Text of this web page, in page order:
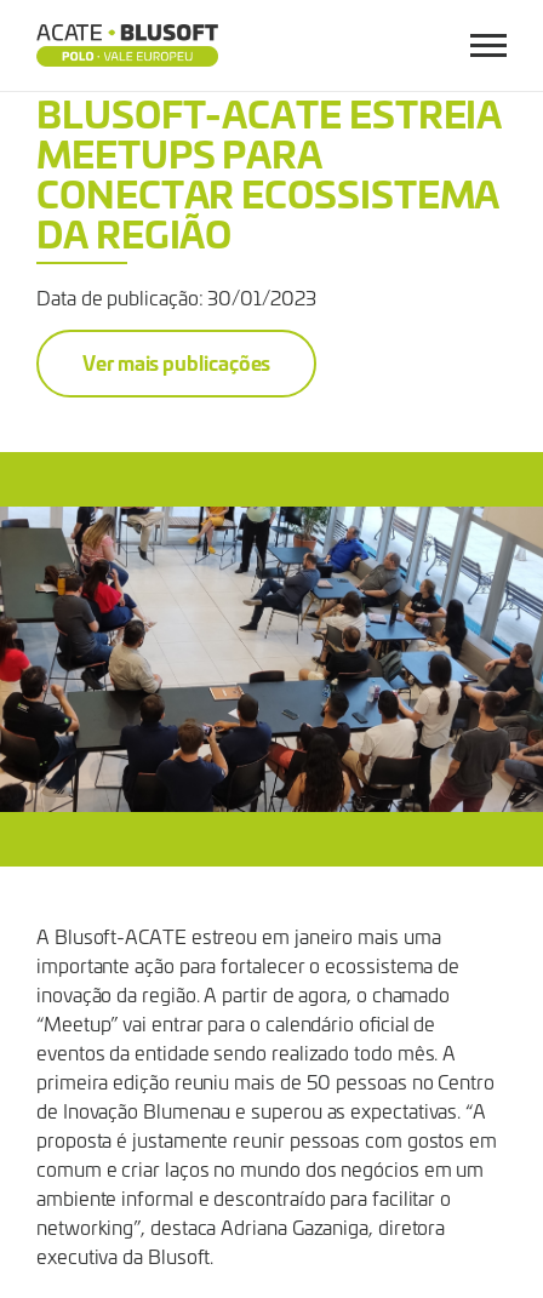
Menu
BLUSOFT-
ACATE
ESTREIA
MEETUPS
BLUSOFT-ACATE ESTREIA
MEETUPS PARA
CONECTAR ECOSSISTEMA
DA REGIÃO
Data de publicação: 30/01/2023
Ver mais publicações
A Blusoft-ACATE estreou em janeiro mais uma
importante ação para fortalecer o ecossistema de
inovação da região. A partir de agora, o chamado
“Meetup” vai entrar para o calendário oficial de
eventos da entidade sendo realizado todo mês. A
primeira edição reuniu mais de 50 pessoas no Centro
de Inovação Blumenau e superou as expectativas. “A
proposta é justamente reunir pessoas com gostos em
comum e criar laços no mundo dos negócios em um
ambiente informal e descontraído para facilitar o
networking”, destaca Adriana Gazaniga, diretora
executiva da Blusoft.